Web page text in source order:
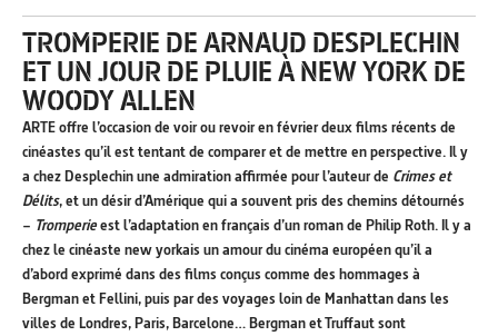
TROMPERIE DE ARNAUD DESPLECHIN
ET UN JOUR DE PLUIE À NEW YORK DE
WOODY ALLEN
ARTE offre l’occasion de voir ou revoir en février deux films récents de
cinéastes qu’il est tentant de comparer et de mettre en perspective. Il y
a chez Desplechin une admiration affirmée pour l’auteur de Crimes et
Délits, et un désir d’Amérique qui a souvent pris des chemins détournés
– Tromperieest l’adaptation en français d’un roman de Philip Roth. Il y a
chez le cinéaste new yorkais un amour du cinéma européen qu’il a
d’abord exprimé dans des films conçus comme des hommages à
Bergman et Fellini, puis par des voyages loin de Manhattan dans les
villes de Londres, Paris, Barcelone… Bergman et Truffaut sont